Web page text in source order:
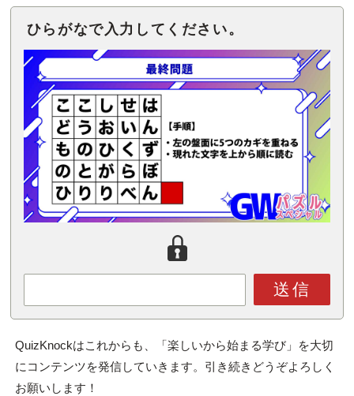
ひらがなで入力してください。
送信
QuizKnockはこれからも、「楽しいから始まる学び」を大切
にコンテンツを発信していきます。引き続きどうぞよろしく
お願いします！